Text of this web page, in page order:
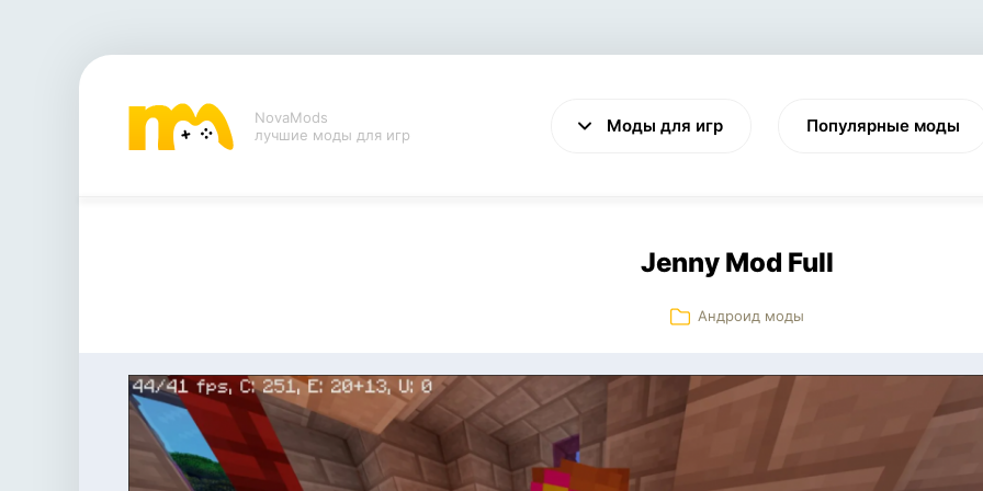
NovaMods
лучшие моды для игр
Моды для игр
VALHEIM
Популярные моды
Jenny Mod Full
Андроид моды